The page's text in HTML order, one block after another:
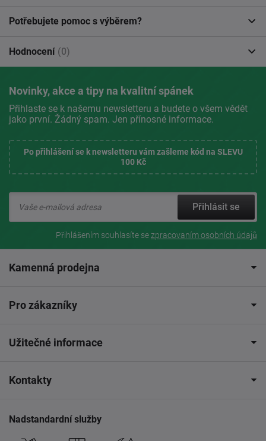
Potřebujete pomoc s výběrem?
Hodnocení (0)
Novinky, akce a tipy na kvalitní spánek
Přihlaste se k našemu newsletteru a budete o všem vědět
jako první. Žádný spam. Jen přínosné informace.
Po přihlášení se k newsletteru vám zašleme kód na SLEVU
100 Kč
Přihlásit se
Přihlášením souhlasíte sezpracovaním osobních údajů
Kamenná prodejna
Pro zákazníky
Užitečné informace
Kontakty
Nadstandardní služby